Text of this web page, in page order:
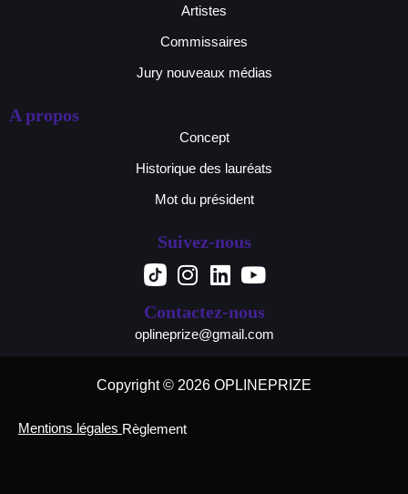
Artistes
Commissaires
Jury nouveaux médias
A propos
Concept
Historique des lauréats
Mot du président
Suivez-nous
Contactez-nous
oplineprize@gmail.com
Copyright © 2026 OPLINEPRIZE
Mentions légales Règlement